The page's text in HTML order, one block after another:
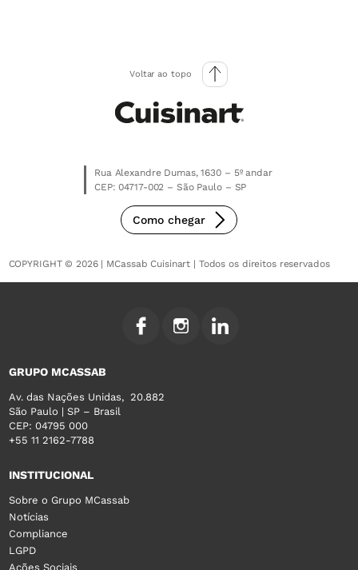
Voltar ao topo
Rua Alexandre Dumas, 1630 – 5º andar
CEP: 04717-002 – São Paulo – SP
Como chegar
COPYRIGHT © 2026 | MCassab Cuisinart | Todos os direitos reservados
GRUPO MCASSAB
Av. das Nações Unidas, 20.882
São Paulo | SP – Brasil
CEP: 04795 000
+55 11 2162-7788
INSTITUCIONAL
Sobre o Grupo MCassab
Notícias
Compliance
LGPD
Ações Sociais